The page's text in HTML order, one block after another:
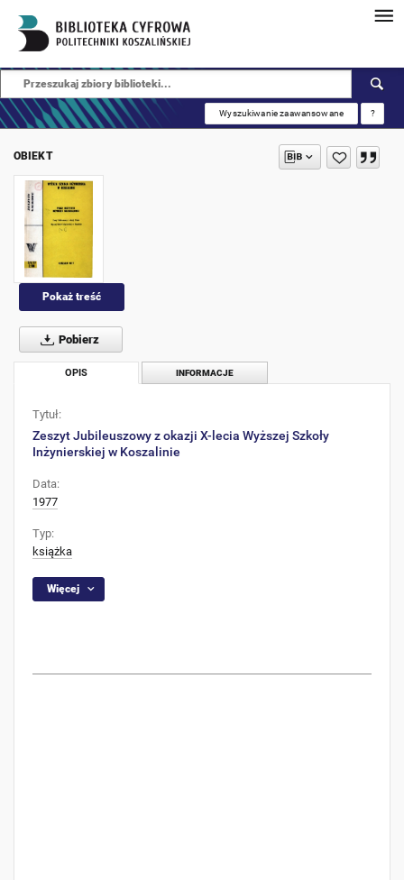
Wyszukiwanie zaawansowane ?
OBIEKT
Pokaż treść
Pobierz
OPIS INFORMACJE
Tytuł:
Zeszyt Jubileuszowy z okazji X-lecia Wyższej Szkoły
Inżynierskiej w Koszalinie
Data:
1977
Typ:
książka
Więcej